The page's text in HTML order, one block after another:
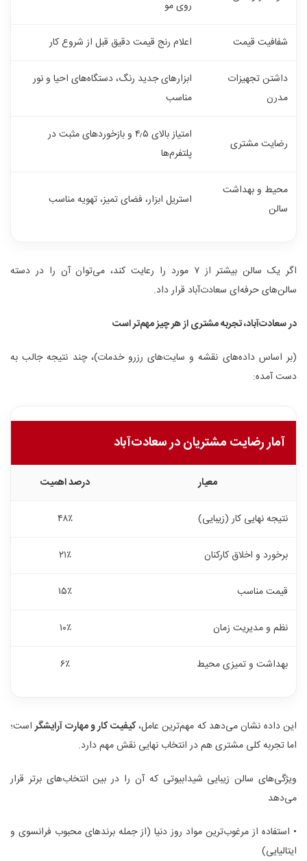
روی مو
شفافیت قیمت اعلام رنج قیمت دقیق قبل از شروع کار
داشتن تجهیزات
مدرن
ابزارهای جدید رنگ، دستگاه‌های احیا و نور
مناسب
رضایت مشتری
امتیاز بالای ۴٫۵ و بازخوردهای مثبت در
پلتفرم‌ها
محیط و بهداشت
سالن
استریل ابزار، فضای تمیز، تهویه مناسب
اگر یک سالن بیشتر از ۷ مورد را رعایت کند، می‌توان آن را در دسته
سالن‌های حرفه‌ای سعادت‌آباد قرار داد.
در سعادت‌آباد، تجربه مشتری از هر چیز مهم‌تر است
(بر اساس داده‌های نقشه و سایت‌های رزرو خدمات)، چند نتیجه جالب به
دست آمده:
آمار رضایت مشتریان در سعادت‌آباد
معیار درصد اهمیت
نتیجه نهایی کار (زیبایی) ۴۸٪
برخورد و اخلاق کارکنان ۲۱٪
قیمت مناسب ۱۵٪
نظم و مدیریت زمان ۱۰٪
بهداشت و تمیزی محیط ۶٪
این داده نشان می‌دهد که مهم‌ترین عامل،کیفیت کار و مهارت آرایشگراست؛
اما تجربه کلی مشتری هم در انتخاب نهایی نقش مهم دارد.
ویژگی‌های سالن زیبایی شیدابیوتی که آن را در بین انتخاب‌های برتر قرار
می‌دهد
• استفاده از مرغوب‌ترین مواد روز دنیا (از جمله برندهای محبوب فرانسوی و
ایتالیایی)